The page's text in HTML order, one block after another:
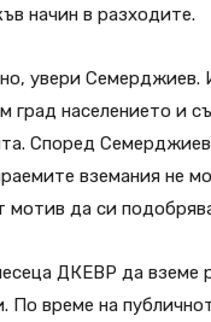
начин в разходите.
увери Семерджиев.
град населението и
Според
вземания не
да си
ДКЕВР да вземе
По време на